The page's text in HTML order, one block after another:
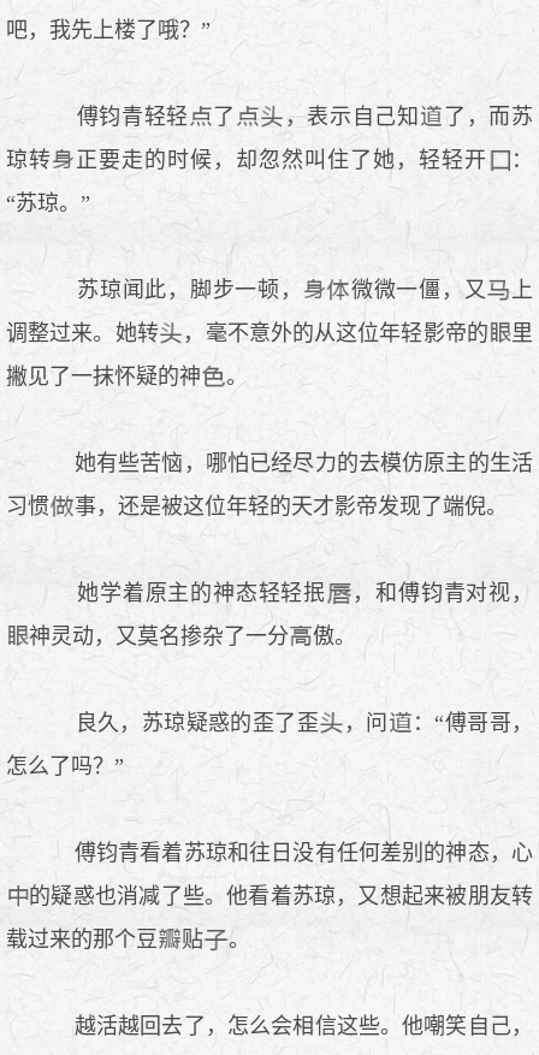
吧，我先上楼了哦？”
傅钧青轻轻 了 ，表示自己知
了，而苏
琼转
正要走的时候，却忽然叫住了她，轻轻开
：
“苏琼。”
苏琼闻此，脚步一顿， 微微一僵，又
上
调整过来。她转
，毫不意外的从这位年轻影帝的
里
撇见了一抹怀疑的神
。
她有些苦恼，哪怕已经尽力的去模仿原主的生活
习惯
事，还是被这位年轻的天才影帝发现了端倪。
她学着原主的神态轻轻抿
，和傅钧青对视，
神灵动，又莫名掺杂了一分
傲。
良久，苏琼疑惑的歪了歪 ，问
：“傅哥哥，
怎么了吗？”
傅钧青看着苏琼和往日没有任何差别的神态，心
的疑惑也消减了些。他看着苏琼，又想起来被朋友转
载过来的那个豆
贴 。
越活越回去了，怎么会相信这些。他嘲笑自己，